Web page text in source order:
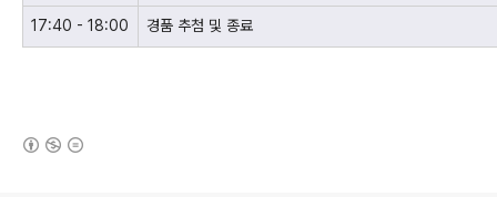
17:40 - 18:00 경품 추첨 및 종료